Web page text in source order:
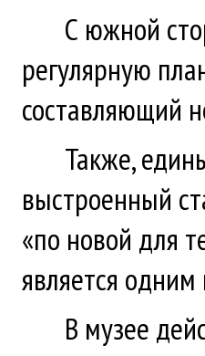
С южной
регулярную
составляющий
Также,
выстроенный
«по новой для
является
В музее